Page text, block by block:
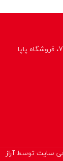
سایت توسطآراز